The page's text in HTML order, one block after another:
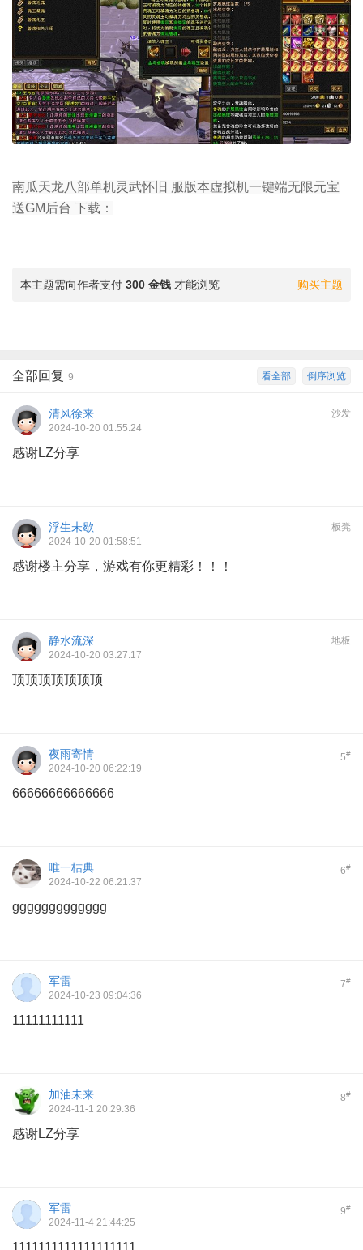
南瓜天龙八部单机灵武怀旧 服版本虚拟机一键端无限元宝
送GM后台 下载：
购买主题
本主题需向作者支付 300 金钱 才能浏览
倒序浏览
看全部
全部回复 9
沙发
清风徐来
2024-10-20 01:55:24
感谢LZ分享
板凳
浮生未歇
2024-10-20 01:58:51
感谢楼主分享，游戏有你更精彩！！！
地板
静水流深
2024-10-20 03:27:17
顶顶顶顶顶顶顶
5#
夜雨寄情
2024-10-20 06:22:19
66666666666666
6#
唯一桔典
2024-10-22 06:21:37
ggggggggggggg
7#
军雷
2024-10-23 09:04:36
11111111111
8#
加油未来
2024-11-1 20:29:36
感谢LZ分享
9#
军雷
2024-11-4 21:44:25